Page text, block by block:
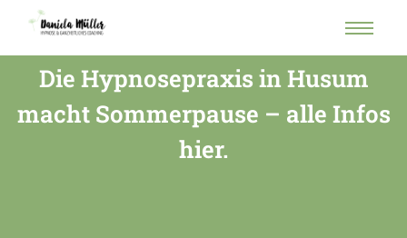
Die Hypnosepraxis in Husum
macht Sommerpause – alle Infos
hier.